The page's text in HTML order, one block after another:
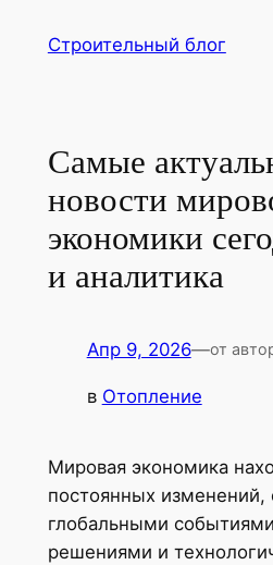
Строительный блог
Самые
новости
экономики
и аналитика
Апр 9, 2026—от
в Отопление
Мировая экономика
постоянных изменений,
глобальными
решениями и